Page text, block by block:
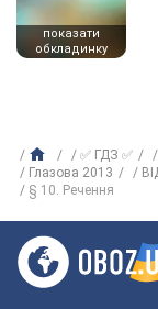
показати
обкладинку
✅ ГДЗ ✅
Глазова 2013
§ 10. Речення